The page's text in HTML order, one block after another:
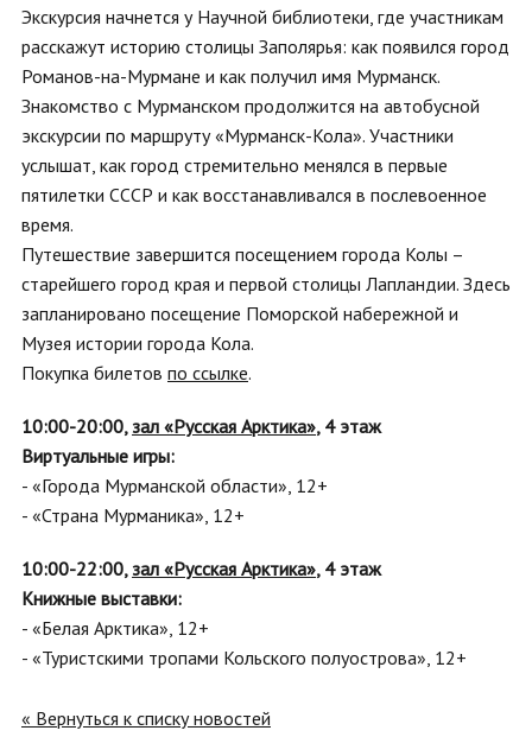
Экскурсия начнется у Научной библиотеки, где участникам
расскажут историю столицы Заполярья: как появился город
Романов-на-Мурмане и как получил имя Мурманск.
Знакомство с Мурманском продолжится на автобусной
экскурсии по маршруту «Мурманск-Кола». Участники
услышат, как город стремительно менялся в первые
пятилетки СССР и как восстанавливался в послевоенное
время.
Путешествие завершится посещением города Колы –
старейшего город края и первой столицы Лапландии. Здесь
запланировано посещение Поморской набережной и
Музея истории города Кола.
Покупка билетов по ссылке.
10:00-20:00, зал «Русская Арктика», 4 этаж
Виртуальные игры:
- «Города Мурманской области», 12+
- «Страна Мурманика», 12+
10:00-22:00, зал «Русская Арктика», 4 этаж
Книжные выставки:
- «Белая Арктика», 12+
- «Туристскими тропами Кольского полуострова», 12+
« Вернуться к списку новостей